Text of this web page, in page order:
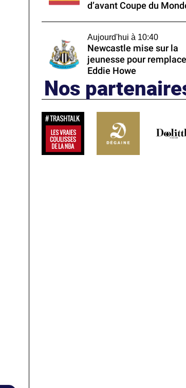
d’avant Coupe du
Aujourd'hui à 10:40
Newcastle mise sur la
jeunesse pour
Eddie Howe
Nos